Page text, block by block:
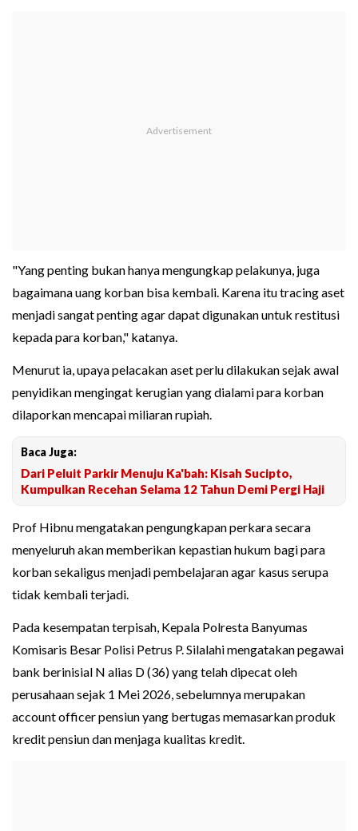
"Yang penting bukan hanya mengungkap pelakunya, juga
bagaimana uang korban bisa kembali. Karena itu tracing aset
menjadi sangat penting agar dapat digunakan untuk restitusi
kepada para korban," katanya.
Menurut ia, upaya pelacakan aset perlu dilakukan sejak awal
penyidikan mengingat kerugian yang dialami para korban
dilaporkan mencapai miliaran rupiah.
Baca Juga:
Dari Peluit Parkir Menuju Ka'bah: Kisah Sucipto,
Kumpulkan Recehan Selama 12 Tahun Demi Pergi Haji
Prof Hibnu mengatakan pengungkapan perkara secara
menyeluruh akan memberikan kepastian hukum bagi para
korban sekaligus menjadi pembelajaran agar kasus serupa
tidak kembali terjadi.
Pada kesempatan terpisah, Kepala Polresta Banyumas
Komisaris Besar Polisi Petrus P. Silalahi mengatakan pegawai
bank berinisial N alias D (36) yang telah dipecat oleh
perusahaan sejak 1 Mei 2026, sebelumnya merupakan
account officer pensiun yang bertugas memasarkan produk
kredit pensiun dan menjaga kualitas kredit.